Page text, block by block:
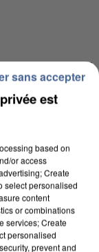
est
based on
or access
Create
select personalised
content
or combinations
services; Create
personalised
prevent and
sans accepter